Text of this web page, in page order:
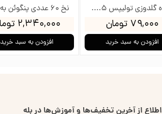
۲,۳۴۰,۰۰۰ تومان
افزودن به سبد خرید
کارگاه گلدوزی تولیپس 8.5سانت
۷۹,۰۰۰ تومان
افزودن به سبد خرید
اطلاع از آخرین تخفیف‌ها و آموزش‌ها در بله